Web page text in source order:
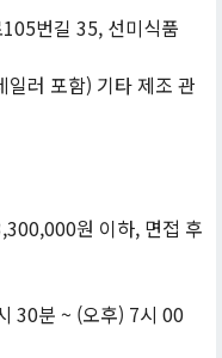
번길 35, 선미식품
일러 포함) 기타 제조 관
원 이하, 면접 후
30분 ~ (오후) 7시 00